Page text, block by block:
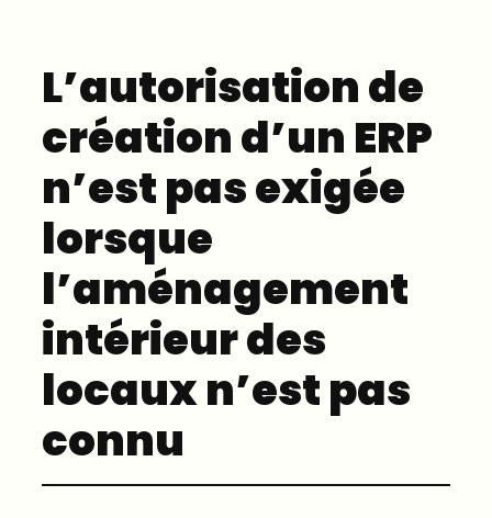
L’autorisation de
création d’un ERP
n’est pas exigée
lorsque
l’aménagement
intérieur des
locaux n’est pas
connu